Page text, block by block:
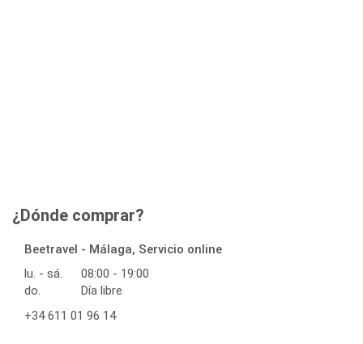
¿Dónde comprar?
Beetravel - Málaga, Servicio online
lu. - sá.
08:00 - 19:00
do.
Día libre
+34 611 01 96 14